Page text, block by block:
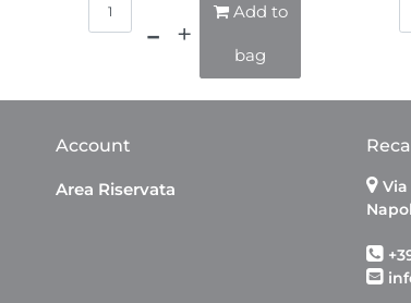
Add to
bag
Account
Area Riservata
Via